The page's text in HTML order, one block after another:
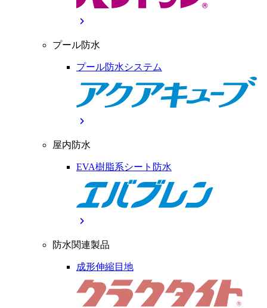
chevron_right
プール防水
プール防水システム
chevron_right
屋内防水
EVA樹脂系シート防水
chevron_right
防水関連製品
成形伸縮目地